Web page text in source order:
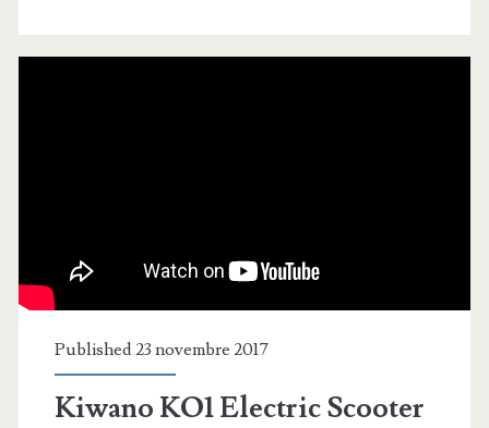
Published 23 novembre 2017
Kiwano KO1 Electric Scooter